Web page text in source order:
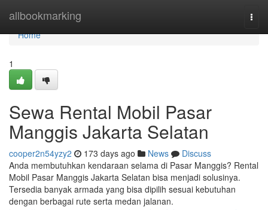
allbookmarking
Home
Home
1
Sewa Rental Mobil Pasar
Manggis Jakarta Selatan
cooper2n54yzy2 173 days ago News
Discuss
Anda membutuhkan kendaraan selama di Pasar Manggis? Rental
Mobil Pasar Manggis Jakarta Selatan bisa menjadi solusinya.
Tersedia banyak armada yang bisa dipilih sesuai kebutuhan
dengan berbagai rute serta medan jalanan.